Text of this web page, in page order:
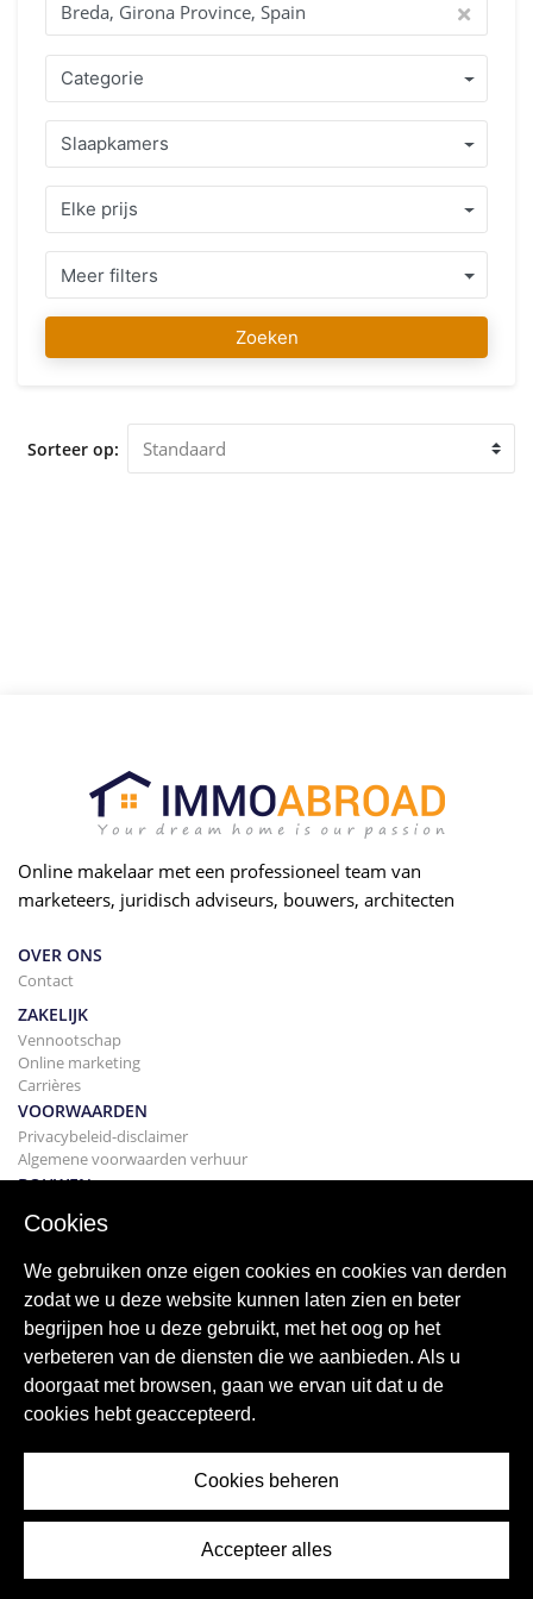
spreken, en het land waar u in wilt kopen als geen ander
kennen. Het aanbod van goed verzorgde woningen of
bouwgrond gelegen in Breda, Girona Province, Spain of
directe omgeving in combinatie met een eerlijk
professioneel advies staan garant voor een juiste beslissing.
Vanaf uw eerste contact totdat u uw favoriete woning
gevonden heeft kunt u op ons rekenen, niet alleen bij
aankoop maar ook lang daarna zullen wij u met advies
bijstaan en waar nodig assisteren. Ons IMMO ABROAD team
wenst u alvast veel plezier met het zoeken naar uw favoriete
woning in Breda, Girona Province, Spain. Wij ontvangen u
graag op onze vestiging in Breda, Girona Province, Spain
voor een vrijblijvend advies en bezichtiging van de woning
die u heeft uitgekozen.
Categorie
Slaapkamers
Elke prijs
Meer filters
Zoeken
Sorteer op:
Online makelaar met een professioneel team van
marketeers, juridisch adviseurs, bouwers, architecten
OVER ONS
Contact
ZAKELIJK
Vennootschap
Online marketing
Carrières
VOORWAARDEN
Privacybeleid-disclaimer
Algemene voorwaarden verhuur
BOUWEN
Projecten
Uw huis kopen
Verkopen
Hypotheek
Zoekservice
BLOGGEN
bloggen
Wereldwijde regio's
Cookies
We gebruiken onze eigen cookies en cookies van derden
zodat we u deze website kunnen laten zien en beter
begrijpen hoe u deze gebruikt, met het oog op het
verbeteren van de diensten die we aanbieden. Als u
doorgaat met browsen, gaan we ervan uit dat u de
cookies hebt geaccepteerd.
Cookies beheren
Accepteer alles